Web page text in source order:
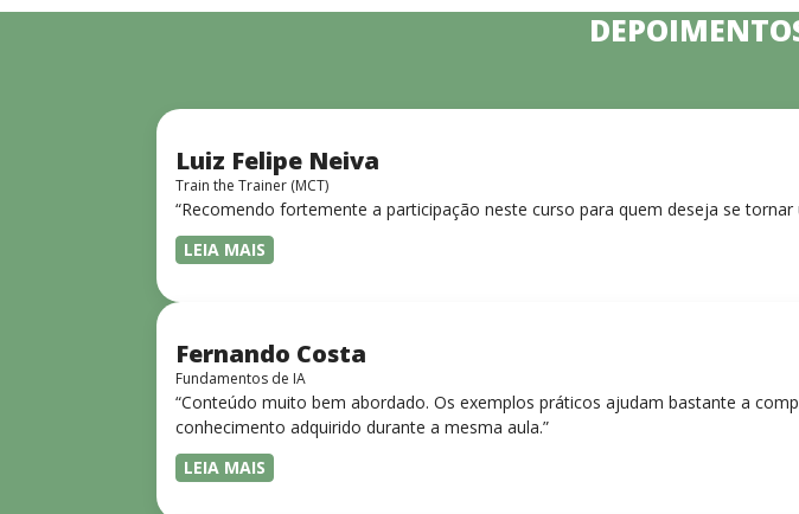
Luiz Felipe Neiva
Train the Trainer (MCT)
“Recomendo fortemente a participação neste curso para quem deseja se
LEIA MAIS
Fernando Costa
Fundamentos de IA
“Conteúdo muito bem abordado. Os exemplos práticos ajudam bastante a
conhecimento adquirido durante a mesma aula.”
LEIA MAIS